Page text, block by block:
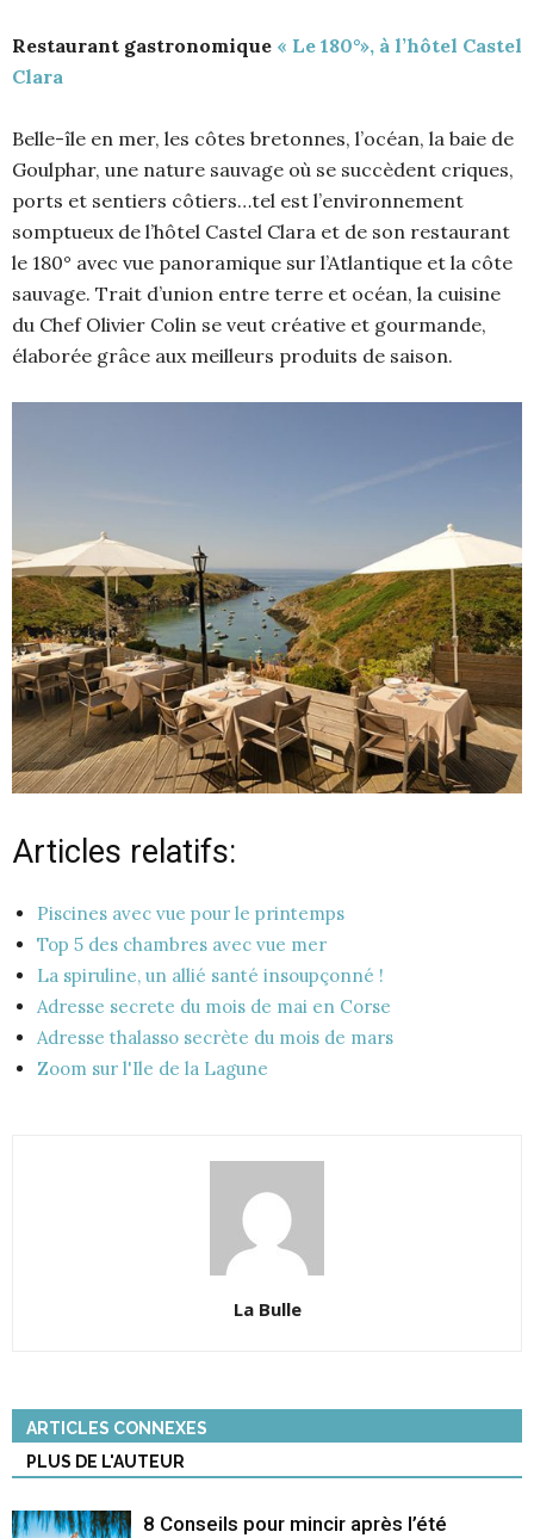
Restaurant gastronomique « Le 180°», à l’hôtel Castel
Clara
Belle-île en mer, les côtes bretonnes, l’océan, la baie de
Goulphar, une nature sauvage où se succèdent criques,
ports et sentiers côtiers…tel est l’environnement
somptueux de l’hôtel Castel Clara et de son restaurant
le 180° avec vue panoramique sur l’Atlantique et la côte
sauvage. Trait d’union entre terre et océan, la cuisine
du Chef Olivier Colin se veut créative et gourmande,
élaborée grâce aux meilleurs produits de saison.
Articles relatifs:
Piscines avec vue pour le printemps
Top 5 des chambres avec vue mer
La spiruline, un allié santé insoupçonné !
Adresse secrete du mois de mai en Corse
Adresse thalasso secrète du mois de mars
Zoom sur l'Ile de la Lagune
La Bulle
ARTICLES CONNEXES
PLUS DE L'AUTEUR
8 Conseils pour mincir après l’été